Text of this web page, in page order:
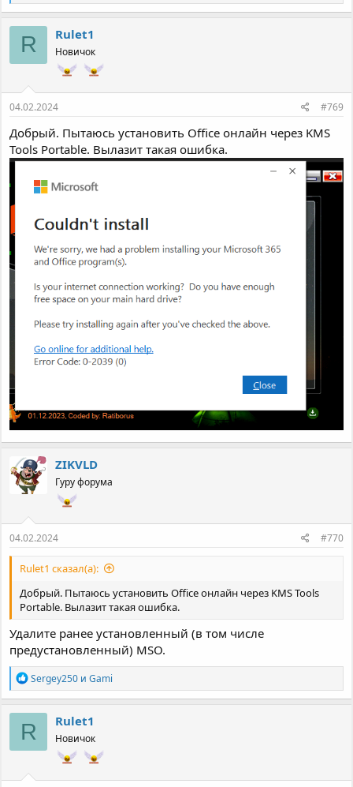
а
к
ц
и
и
R Rulet1
Новичок
04.02.2024 #769
Добрый. Пытаюсь установить Office онлайн через KMS
Tools Portable. Вылазит такая ошибка.
ZIKVLD
Гуру форума
04.02.2024 #770
Rulet1 сказал(а):
Добрый. Пытаюсь установить Office онлайн через KMS Tools
Portable. Вылазит такая ошибка.
Удалите ранее установленный (в том числе
предустановленный) MSO.
Р
е
а
к
ц
и
и
Sergey250 иGami
R Rulet1
Новичок